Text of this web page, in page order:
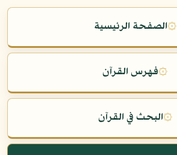
۞الصفحة الرئيسية
۞فهرس القرآن
۞البحث في القرآن